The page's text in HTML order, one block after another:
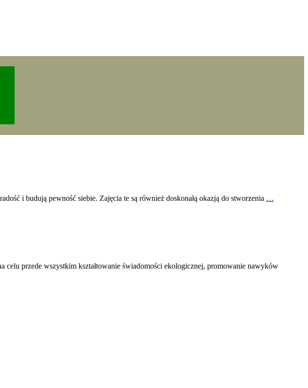
i budują pewność siebie. Zajęcia te są również doskonałą okazją do stworzenia …
przede wszystkim kształtowanie świadomości ekologicznej, promowanie nawyków